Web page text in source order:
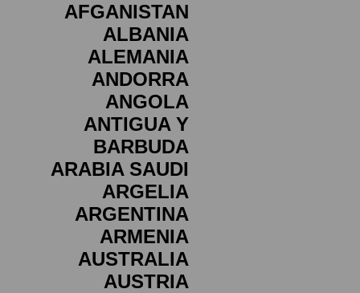
AFGANISTAN
ALBANIA
ALEMANIA
ANDORRA
ANGOLA
ANTIGUA Y
BARBUDA
ARABIA SAUDI
ARGELIA
ARGENTINA
ARMENIA
AUSTRALIA
AUSTRIA